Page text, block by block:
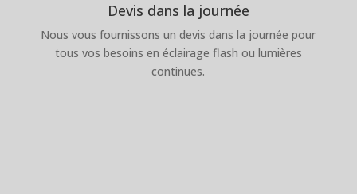
Devis dans la journée
Nous vous fournissons un devis dans la journée pour
tous vos besoins en éclairage flash ou lumières
continues.